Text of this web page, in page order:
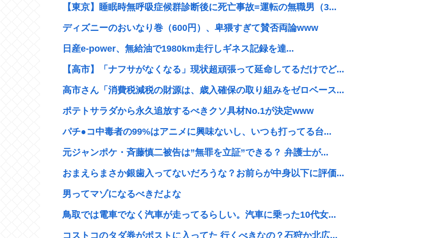
【東京】睡眠時無呼吸症候群診断後に死亡事故=運転の無職男（3...
ディズニーのおいなり巻（600円）、卑猥すぎて賛否両論www
日産e-power、無給油で1980km走行しギネス記録を達...
【高市】「ナフサがなくなる」現状超頑張って延命してるだけでど...
高市さん「消費税減税の財源は、歳入確保の取り組みをゼロベース...
ポテトサラダから永久追放するべきクソ具材No.1が決定www
パチ●コ中毒者の99%はアニメに興味ないし、いつも打ってる台...
元ジャンポケ・斉藤慎二被告は”無罪を立証”できる？ 弁護士が...
おまえらまさか銀歯入ってないだろうな？お前らが中身以下に評価...
男ってマゾになるべきだよな
鳥取では電車でなく汽車が走ってるらしい。汽車に乗った10代女...
コストコのタダ券がポストに入ってた 行くべきなの？石狩か北広...